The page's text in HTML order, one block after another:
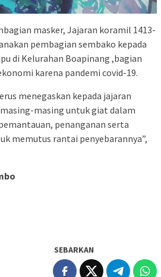
masker, Jajaran koramil 1413-
pembagian sembako kepada
di Kelurahan Boapinang ,bagian
karena pandemi covid-19.
menegaskan kepada jajaran
masing untuk giat dalam
penanganan serta
memutus rantai penyebarannya”,
SEBARKAN